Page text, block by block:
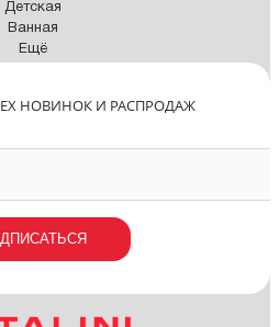
Детская
Ванная
Ещё
НОВИНОК И РАСПРОДАЖ